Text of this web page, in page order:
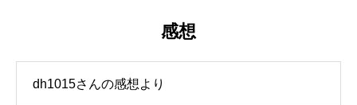
感想
dh1015さんの感想より